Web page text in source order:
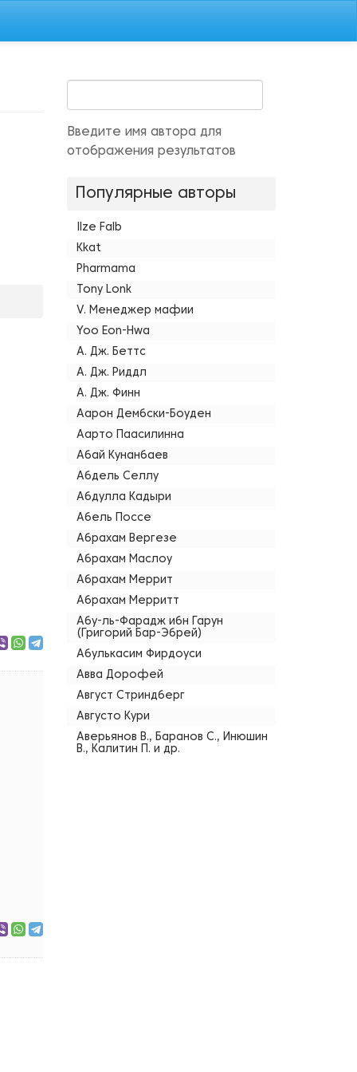
Введите имя автора для
отображения результатов
Популярные авторы
Ilze Falb
Kkat
Pharmama
Tony Lonk
V. Менеджер мафии
Yoo Eon-Hwa
А. Дж. Беттс
А. Дж. Риддл
А. Дж. Финн
Аарон Дембски-Боуден
Аарто Паасилинна
Абай Кунанбаев
Абдель Селлу
Абдулла Кадыри
Абель Поссе
Абрахам Вергезе
Абрахам Маслоу
Абрахам Меррит
Абрахам Мерритт
Абу-ль-Фарадж ибн Гарун
(Григорий Бар-Эбрей)
Абулькасим Фирдоуси
Авва Дорофей
Август Стриндберг
Августо Кури
Аверьянов В., Баранов С., Инюшин
В., Калитин П. и др.